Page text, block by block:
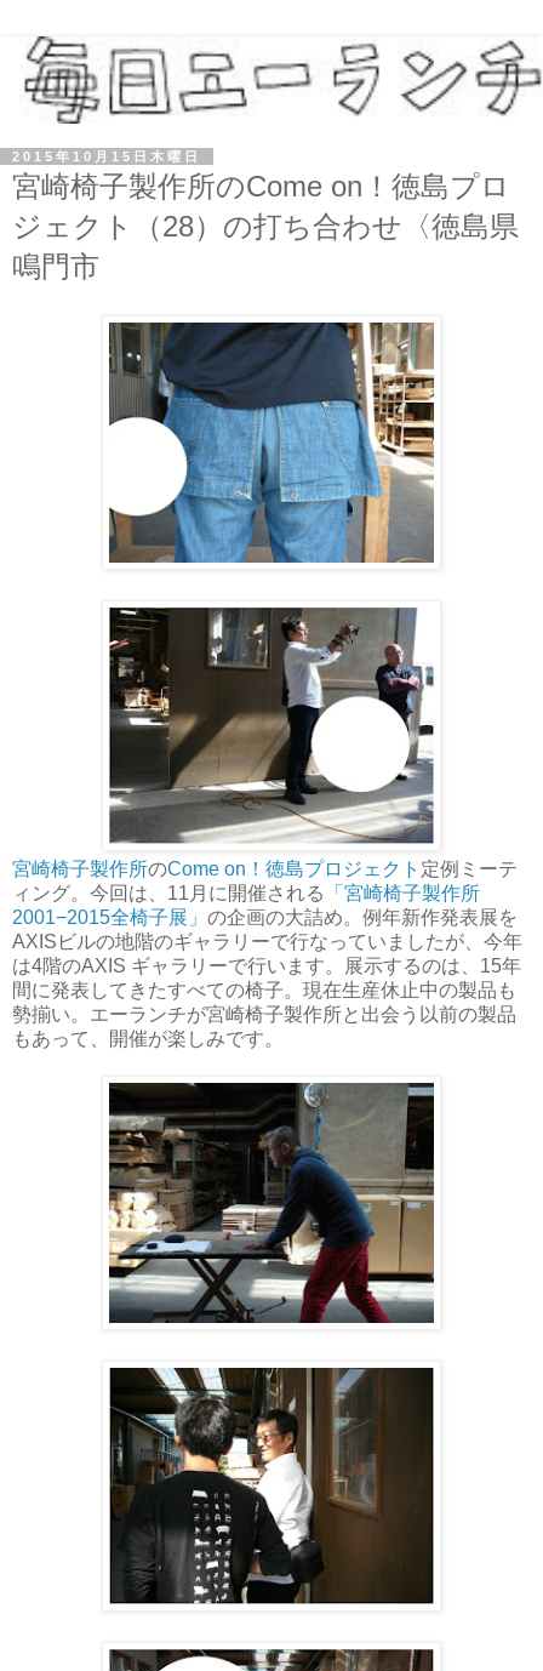
2015年10月15日木曜日
宮崎椅子製作所のCome on！徳島プロ
ジェクト（28）の打ち合わせ〈徳島県
鳴門市
宮崎椅子製作所のCome on！徳島プロジェクト 定例ミーテ
ィング。今回は、11月に開催される
「宮崎椅子製作所
2001−2015全椅子展」 の企画の大詰め。例年新作発表展を
AXISビルの地階のギャラリーで行なっていましたが、今年
は4階のAXIS ギャラリーで行います。展示するのは、15年
間に発表してきたすべての椅子。現在生産休止中の製品も
勢揃い。エーランチが宮崎椅子製作所と出会う以前の製品
もあって、開催が楽しみです。